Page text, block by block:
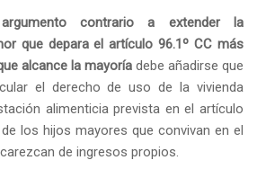
contrario a extender la
que depara el artículo 96.1º CC más
alcance la mayoría debe añadirse que
el derecho de uso de la vivienda
alimenticia prevista en el artículo
los hijos mayores que convivan en el
de ingresos propios.